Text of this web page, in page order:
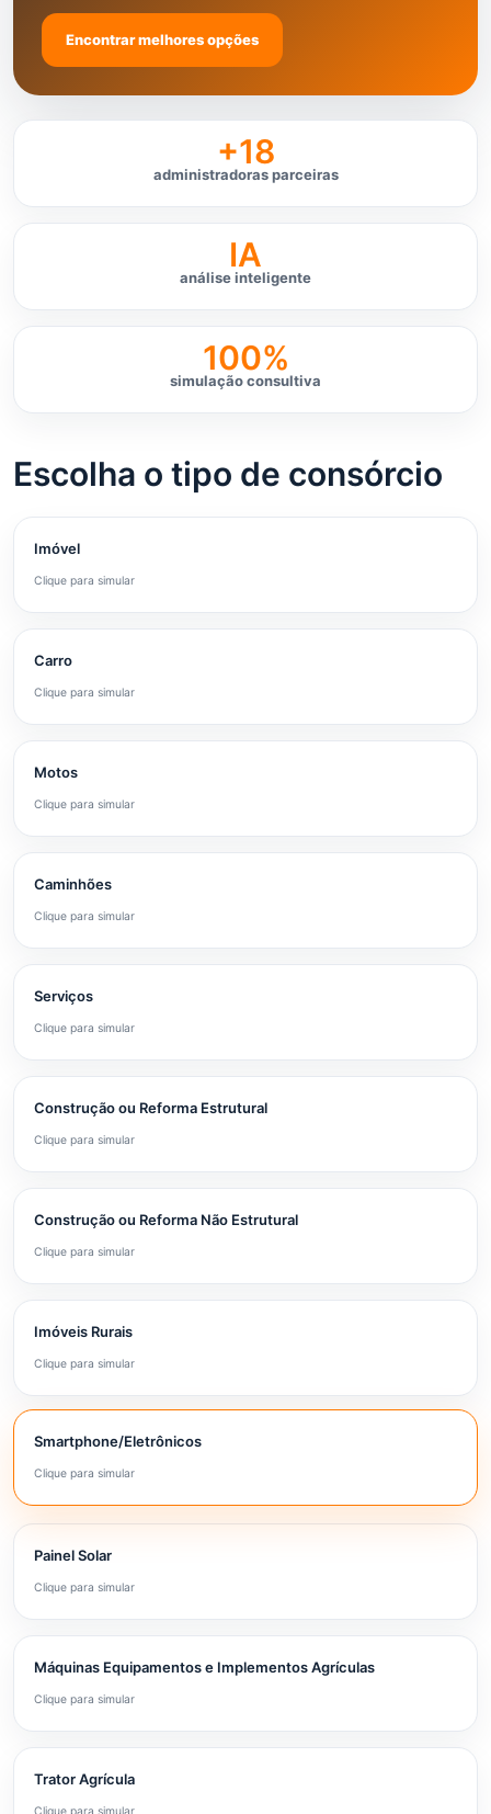
Encontrar melhores opções
+18
administradoras parceiras
IA
análise inteligente
100%
simulação consultiva
Escolha o tipo de consórcio
Imóvel
Clique para simular
Carro
Clique para simular
Motos
Clique para simular
Caminhões
Clique para simular
Serviços
Clique para simular
Construção ou Reforma Estrutural
Clique para simular
Construção ou Reforma Não Estrutural
Clique para simular
Imóveis Rurais
Clique para simular
Smartphone/Eletrônicos
Clique para simular
Painel Solar
Clique para simular
Máquinas Equipamentos e Implementos Agrículas
Clique para simular
Trator Agrícula